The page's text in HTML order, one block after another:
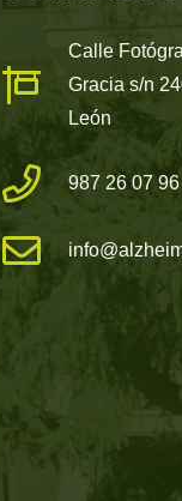
Calle
Gracia s/n
León
987 26 07 96